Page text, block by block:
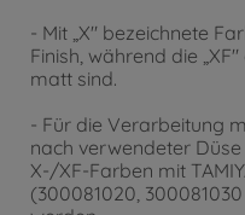
- Mit „X" bezeichnete
Finish, während die
matt sind.
- Für die Verarbeitung
nach verwendeter
X-/XF-Farben mit
(300081020,